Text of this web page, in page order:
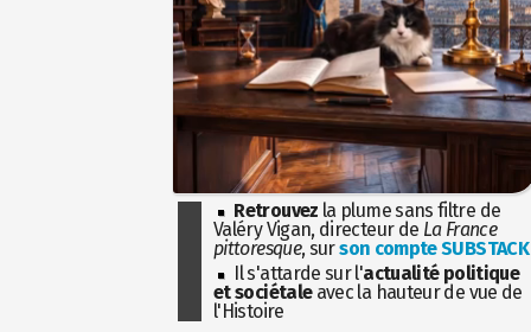
Retrouvez la plume sans filtre de
Valéry Vigan, directeur de La France
pittoresque, surson compte SUBSTACK
Il s'attarde sur l'actualité politique
et sociétaleavec la hauteur de vue de
l'Histoire